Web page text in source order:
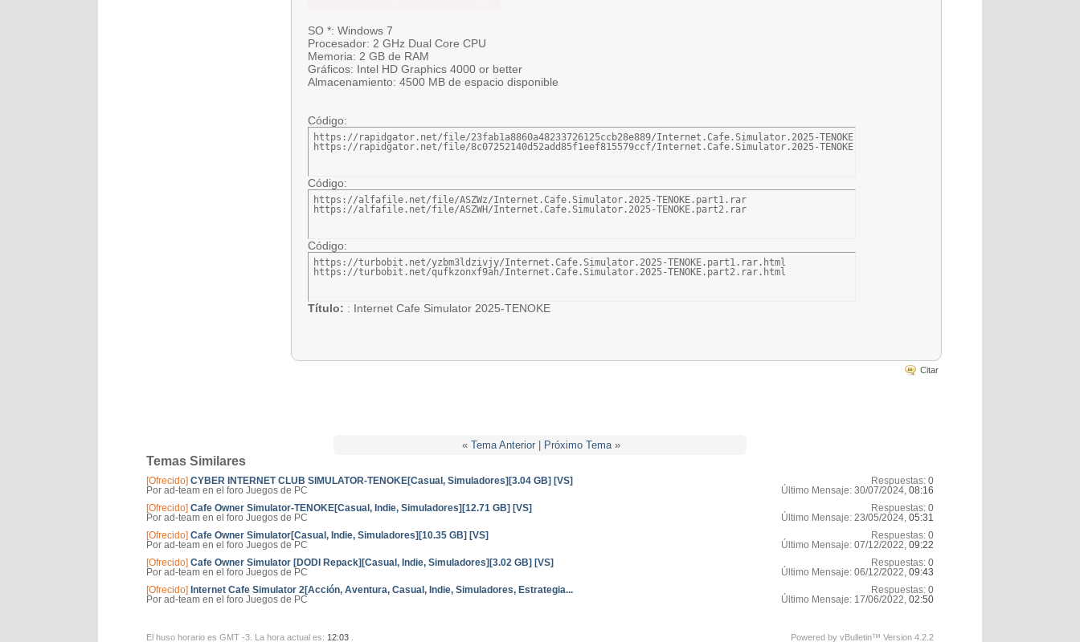
SO *: Windows 7
Procesador: 2 GHz Dual Core CPU
Memoria: 2 GB de RAM
Gráficos: Intel HD Graphics 4000 or better
Almacenamiento: 4500 MB de espacio disponible
Código:
https://rapidgator.net/file/23fab1a8860a48233726125ccb28e889/Internet.Cafe.Simulator.2025-TENOKE.part1.rar
https://rapidgator.net/file/8c07252140d52add85f1eef815579ccf/Internet.Cafe.Simulator.2025-TENOKE.part2.rar
Código:
https://alfafile.net/file/ASZWz/Internet.Cafe.Simulator.2025-TENOKE.part1.rar
https://alfafile.net/file/ASZWH/Internet.Cafe.Simulator.2025-TENOKE.part2.rar
Código:
https://turbobit.net/yzbm3ldzivjy/Internet.Cafe.Simulator.2025-TENOKE.part1.rar.html
https://turbobit.net/qufkzonxf9ah/Internet.Cafe.Simulator.2025-TENOKE.part2.rar.html
Título: : Internet Cafe Simulator 2025-TENOKE
Citar
« Tema Anterior| Próximo Tema »
Temas Similares
[Ofrecido] CYBER INTERNET CLUB SIMULATOR-TENOKE[Casual, Simuladores][3.04 GB] [VS]
Por ad-team en el foro Juegos de PC
Respuestas: 0
Último Mensaje: 30/07/2024, 08:16
[Ofrecido] Cafe Owner Simulator-TENOKE[Casual, Indie, Simuladores][12.71 GB] [VS]
Por ad-team en el foro Juegos de PC
Respuestas: 0
Último Mensaje: 23/05/2024, 05:31
[Ofrecido] Cafe Owner Simulator[Casual, Indie, Simuladores][10.35 GB] [VS]
Por ad-team en el foro Juegos de PC
Respuestas: 0
Último Mensaje: 07/12/2022, 09:22
[Ofrecido] Cafe Owner Simulator [DODI Repack][Casual, Indie, Simuladores][3.02 GB] [VS]
Por ad-team en el foro Juegos de PC
Respuestas: 0
Último Mensaje: 06/12/2022, 09:43
[Ofrecido] Internet Cafe Simulator 2[Acción, Aventura, Casual, Indie, Simuladores, Estrategia...
Por ad-team en el foro Juegos de PC
Respuestas: 0
Último Mensaje: 17/06/2022, 02:50
El huso horario es GMT -3. La hora actual es: 12:03
Powered by vBulletin™ Version 4.2.2